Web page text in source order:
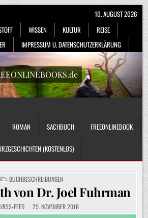
WISSEN KULTUR
REISE
IMPRESSUM U. DATENSCHUTZERKLÄRUNG
10. AUGUST 2026
ROMAN SACHBUCH FREEONLINEBOOK
(KOSTENLOS)
POSTED
IN
BUCHBESCHREIBUNGEN
von Dr. Joel Fuhrman
FEED 29. NOVEMBER 2016